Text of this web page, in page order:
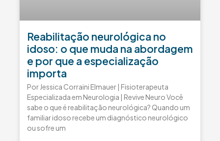
Reabilitação neurológica no
idoso: o que muda na abordagem
e por que a especialização
importa
Por Jessica Corraini Elmauer | Fisioterapeuta
Especializada em Neurologia | Revive Neuro Você
sabe o que é reabilitação neurológica? Quando um
familiar idoso recebe um diagnóstico neurológico
ou sofre um